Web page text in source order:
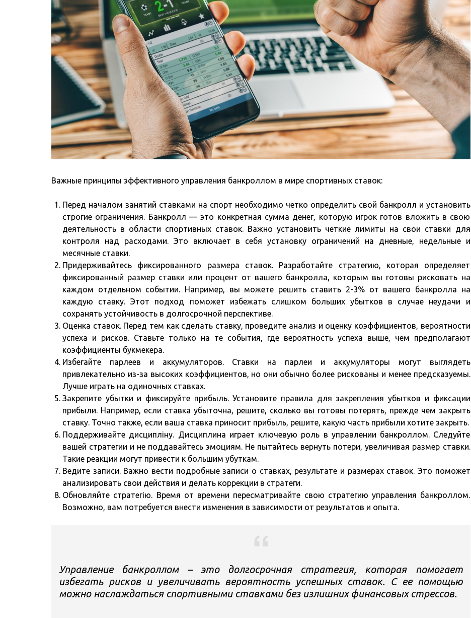
Важные принципы эффективного управления банкроллом в мире спортивных ставок:
Перед началом занятий ставками на спорт необходимо четко определить свой банкролл и установить
строгие ограничения. Банкролл — это конкретная сумма денег, которую игрок готов вложить в свою
деятельность в области спортивных ставок. Важно установить четкие лимиты на свои ставки для
контроля над расходами. Это включает в себя установку ограничений на дневные, недельные и
месячные ставки.
Придерживайтесь фиксированного размера ставок. Разработайте стратегию, которая определяет
фиксированный размер ставки или процент от вашего банкролла, которым вы готовы рисковать на
каждом отдельном событии. Например, вы можете решить ставить 2-3% от вашего банкролла на
каждую ставку. Этот подход поможет избежать слишком больших убытков в случае неудачи и
сохранять устойчивость в долгосрочной перспективе.
Оценка ставок. Перед тем как сделать ставку, проведите анализ и оценку коэффициентов, вероятности
успеха и рисков. Ставьте только на те события, где вероятность успеха выше, чем предполагают
коэффициенты букмекера.
Избегайте парлеев и аккумуляторов. Ставки на парлеи и аккумуляторы могут выглядеть
привлекательно из-за высоких коэффициентов, но они обычно более рискованы и менее предсказуемы.
Лучше играть на одиночных ставках.
Закрепите убытки и фиксируйте прибыль. Установите правила для закрепления убытков и фиксации
прибыли. Например, если ставка убыточна, решите, сколько вы готовы потерять, прежде чем закрыть
ставку. Точно также, если ваша ставка приносит прибыль, решите, какую часть прибыли хотите закрыть.
Поддерживайте дисципліну. Дисциплина играет ключевую роль в управлении банкроллом. Следуйте
вашей стратегии и не поддавайтесь эмоциям. Не пытайтесь вернуть потери, увеличивая размер ставки.
Такие реакции могут привести к большим убуткам.
Ведите записи. Важно вести подробные записи о ставках, результате и размерах ставок. Это поможет
анализировать свои действия и делать коррекции в стратеги.
Обновляйте стратегію. Время от времени пересматривайте свою стратегию управления банкроллом.
Возможно, вам потребуется внести изменения в зависимости от результатов и опыта.
Управление банкроллом – это долгосрочная стратегия, которая помогает
избегать рисков и увеличивать вероятность успешных ставок. С ее помощью
можно наслаждаться спортивными ставками без излишних финансовых стрессов.